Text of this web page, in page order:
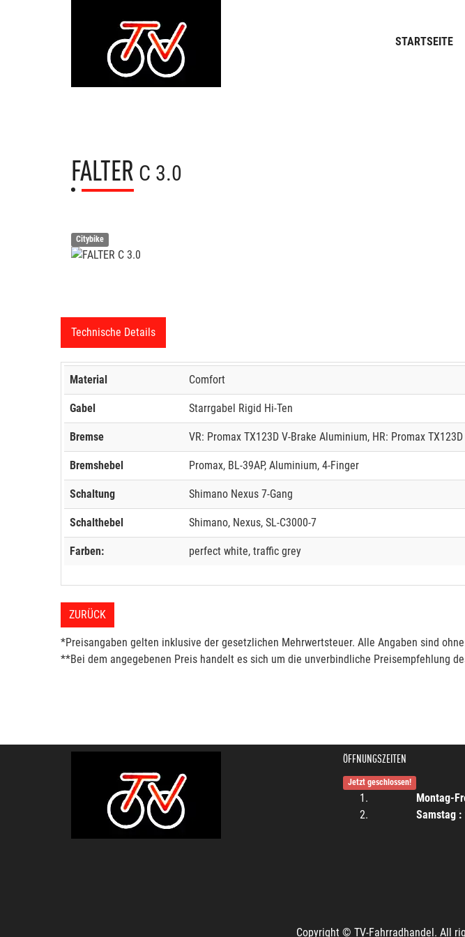
STARTSEITE
FALTER C 3.0
Citybike
Technische Details
Material Comfort
Gabel Starrgabel Rigid Hi-Ten
Bremse VR: Promax TX123D V-Brake Aluminium, HR: Promax
Bremshebel Promax, BL-39AP, Aluminium, 4-Finger
Schaltung Shimano Nexus 7-Gang
Schalthebel Shimano, Nexus, SL-C3000-7
Farben: perfect white, traffic grey
ZURÜCK
*Preisangaben gelten inklusive der gesetzlichen Mehrwertsteuer. Alle Angaben sind
**Bei dem angegebenen Preis handelt es sich um die unverbindliche Preisempfehlung
ÖFFNUNGSZEITEN
Jetzt geschlossen!
Montag-
Samstag
Copyright © TV-Fahrradhandel. All